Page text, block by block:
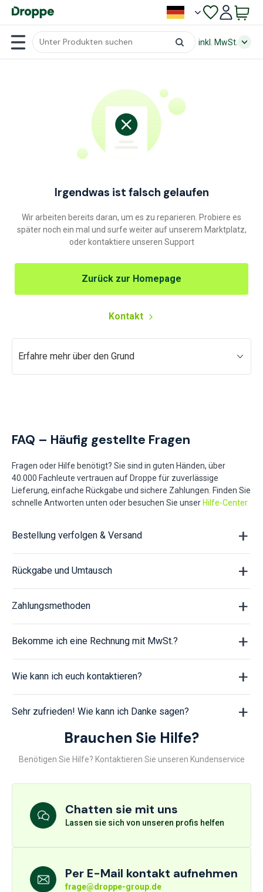
inkl. MwSt.
Irgendwas ist falsch gelaufen
Wir arbeiten bereits daran, um es zu reparieren. Probiere es
später noch ein mal und surfe weiter auf unserem Marktplatz,
oder kontaktiere unseren Support
Zurück zur Homepage
Kontakt
Erfahre mehr über den Grund
FAQ – Häufig gestellte Fragen
Fragen oder Hilfe benötigt? Sie sind in guten Händen, über
40.000 Fachleute vertrauen auf Droppe für zuverlässige
Lieferung, einfache Rückgabe und sichere Zahlungen. Finden Sie
schnelle Antworten unten oder besuchen Sie unser Hilfe-Center
Bestellung verfolgen & Versand
Rückgabe und Umtausch
Zahlungsmethoden
Bekomme ich eine Rechnung mit MwSt.?
Wie kann ich euch kontaktieren?
Sehr zufrieden! Wie kann ich Danke sagen?
Brauchen Sie Hilfe?
Benötigen Sie Hilfe? Kontaktieren Sie unseren Kundenservice
Chatten sie mit uns
Lassen sie sich von unseren profis helfen
Per E-Mail kontakt aufnehmen
frage@droppe-group.de